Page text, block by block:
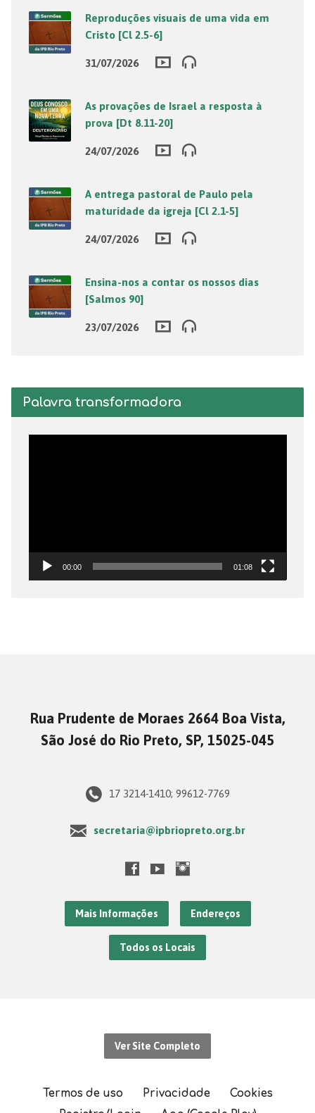
Reproduções visuais de uma vida em
Cristo [Cl 2.5-6]
31/07/2026
As provações de Israel a resposta à
prova [Dt 8.11-20]
24/07/2026
A entrega pastoral de Paulo pela
maturidade da igreja [Cl 2.1-5]
24/07/2026
Ensina-nos a contar os nossos dias
[Salmos 90]
23/07/2026
Palavra transformadora
00:00 01:08
Rua Prudente de Moraes 2664 Boa Vista,
São José do Rio Preto, SP, 15025-045
17 3214-1410; 99612-7769
secretaria@ipbriopreto.org.br
Mais Informações Endereços
Todos os Locais
Ver Site Completo
Termos de uso Privacidade
Cookies